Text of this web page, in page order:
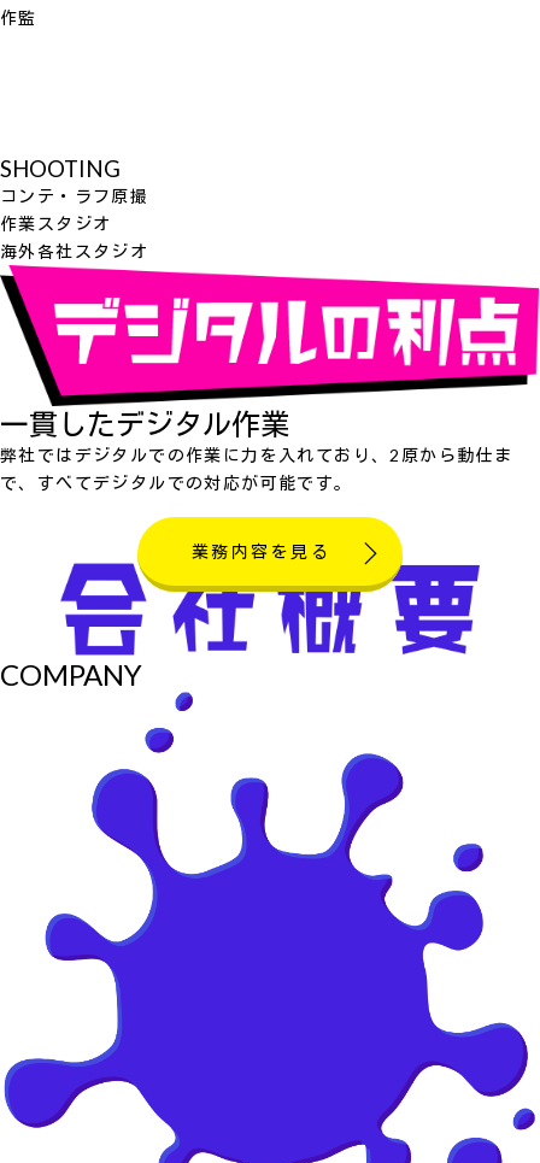
作監
SHOOTING
コンテ・ラフ原撮
作業スタジオ
海外各社スタジオ
一貫したデジタル作業
弊社ではデジタルでの作業に力を入れており、2原から動仕ま
で、すべてデジタルでの対応が可能です。
業務内容を見る
COMPANY